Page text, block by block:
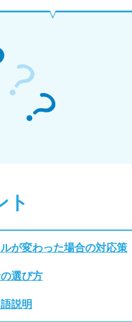
ト
が変わった場合の対応策
選び方
説明